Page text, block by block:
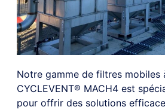
Notre gamme de filtres mobiles
CYCLEVENT® MACH4 est
pour offrir des solutions